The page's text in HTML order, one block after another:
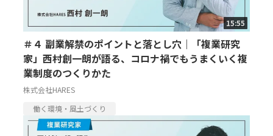
15:55
＃４ 副業解禁のポイントと落とし穴｜「複業研究
家」西村創一朗が語る、コロナ禍でもうまくいく複
業制度のつくりかた
株式会社HARES
働く環境・風土づくり